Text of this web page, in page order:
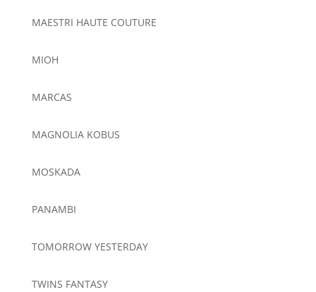
MAESTRI HAUTE COUTURE
MIOH
MARCAS
MAGNOLIA KOBUS
MOSKADA
PANAMBI
TOMORROW YESTERDAY
TWINS FANTASY